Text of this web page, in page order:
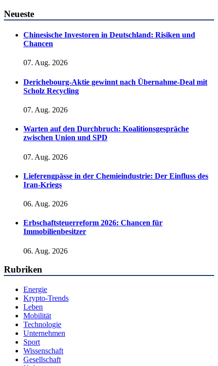
Neueste
Chinesische Investoren in Deutschland: Risiken und
Chancen
07. Aug. 2026
Derichebourg-Aktie gewinnt nach Übernahme-Deal mit
Scholz Recycling
07. Aug. 2026
Warten auf den Durchbruch: Koalitionsgespräche
zwischen Union und SPD
07. Aug. 2026
Lieferengpässe in der Chemieindustrie: Der Einfluss des
Iran-Kriegs
06. Aug. 2026
Erbschaftsteuerreform 2026: Chancen für
Immobilienbesitzer
06. Aug. 2026
Rubriken
Energie
Krypto-Trends
Leben
Mobilität
Technologie
Unternehmen
Sport
Wissenschaft
Gesellschaft